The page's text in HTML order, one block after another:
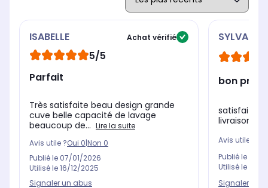
ISABELLE Achat vérifié
5/5
Parfait
Très satisfaite beau design grande
cuve belle capacité de lavage
beaucoup de... Lire la suite
Avis utile ?Oui 0 Non 0
Publié le 07/01/2026
Utilisé le16/12/2025
Signaler un abus
SYLVANO
bon
satisfait
livraison.
Avis utile ?
Publié le
Utilisé le
Signaler un